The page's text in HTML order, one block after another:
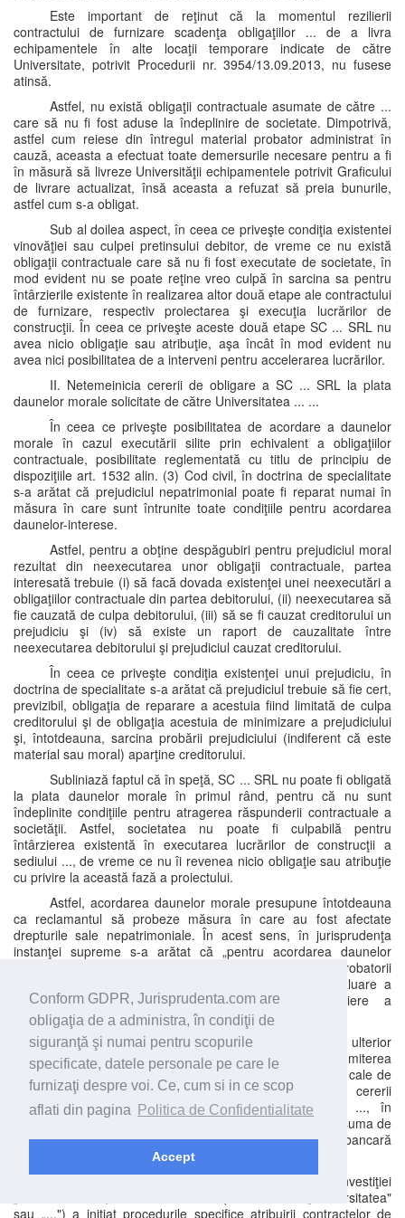
Conform GDPR, Jurisprudenta.com are
obligaţia de a administra, în condiţii de
siguranţă şi numai pentru scopurile
specificate, datele personale pe care le
furnizaţi despre voi. Ce, cum si in ce scop
aflati din pagina
Politica de Confidentialitate
Accept
Este important de reţinut că la momentul rezilierii
contractului de furnizare scadenţa obligaţiilor ... de a livra
echipamentele în alte locaţii temporare indicate de către
Universitate, potrivit Procedurii nr. 3954/13.09.2013, nu fusese
atinsă.
Astfel, nu există obligaţii contractuale asumate de către ...
care să nu fi fost aduse la îndeplinire de societate. Dimpotrivă,
astfel cum reiese din întregul material probator administrat în
cauză, aceasta a efectuat toate demersurile necesare pentru a fi
în măsură să livreze Universităţii echipamentele potrivit Graficului
de livrare actualizat, însă aceasta a refuzat să preia bunurile,
astfel cum s-a obligat.
Sub al doilea aspect, în ceea ce priveşte condiţia existentei
vinovăţiei sau culpei pretinsului debitor, de vreme ce nu există
obligaţii contractuale care să nu fi fost executate de societate, în
mod evident nu se poate reţine vreo culpă în sarcina sa pentru
întârzierile existente în realizarea altor două etape ale contractului
de furnizare, respectiv proiectarea şi execuţia lucrărilor de
construcţii. În ceea ce priveşte aceste două etape SC ... SRL nu
avea nicio obligaţie sau atribuţie, aşa încât în mod evident nu
avea nici posibilitatea de a interveni pentru accelerarea lucrărilor.
II. Netemeinicia cererii de obligare a SC ... SRL la plata
daunelor morale solicitate de către Universitatea ... ...
În ceea ce priveşte posibilitatea de acordare a daunelor
morale în cazul executării silite prin echivalent a obligaţiilor
contractuale, posibilitate reglementată cu titlu de principiu de
dispoziţiile art. 1532 alin. (3) Cod civil, în doctrina de specialitate
s-a arătat că prejudiciul nepatrimonial poate fi reparat numai în
măsura în care sunt întrunite toate condiţiile pentru acordarea
daunelor-interese.
Astfel, pentru a obţine despăgubiri pentru prejudiciul moral
rezultat din neexecutarea unor obligaţii contractuale, partea
interesată trebuie (i) să facă dovada existenţei unei neexecutări a
obligaţiilor contractuale din partea debitorului, (ii) neexecutarea să
fie cauzată de culpa debitorului, (iii) să se fi cauzat creditorului un
prejudiciu şi (iv) să existe un raport de cauzalitate între
neexecutarea debitorului şi prejudiciul cauzat creditorului.
În ceea ce priveşte condiţia existenţei unui prejudiciu, în
doctrina de specialitate s-a arătat că prejudiciul trebuie să fie cert,
previzibil, obligaţia de reparare a acestuia fiind limitată de culpa
creditorului şi de obligaţia acestuia de minimizare a prejudiciului
şi, întotdeauna, sarcina probării prejudiciului (indiferent că este
material sau moral) aparţine creditorului.
Subliniază faptul că în speţă, SC ... SRL nu poate fi obligată
la plata daunelor morale în primul rând, pentru că nu sunt
îndeplinite condiţiile pentru atragerea răspunderii contractuale a
societăţii. Astfel, societatea nu poate fi culpabilă pentru
întârzierea existentă în executarea lucrărilor de construcţii a
sediului ..., de vreme ce nu îi revenea nicio obligaţie sau atribuţie
cu privire la această fază a proiectului.
Astfel, acordarea daunelor morale presupune întotdeauna
ca reclamantul să probeze măsura în care au fost afectate
drepturile sale nepatrimoniale. În acest sens, în jurisprudenţa
instanţei supreme s-a arătat că „pentru acordarea daunelor
morale, este nevoie de existenţa unor elemente probatorii
adecvate care să permită găsirea unor criterii de evaluare a
întinderii acestora, nefiind suficientă libera apreciere a
instanţelor".
Împotriva aceleiaşi hotărâri, a declarat apel, ulterior
recalificat în recurs şi recurenta SC ... SRL, solicitând admiterea
recursului, schimbarea în parte a hotărârii atacate şi, pe cale de
consecinţă, în principal, respingerea în tot a cererii
reconvenţionale formulată de către Universitatea ... ..., în
subsidiar, să se constate că a fost deja executată parţial suma de
508.959,24 lei, prin executarea scrisorii de garanţie bancară
depusă, cu cheltuieli de judecată.
În motivare, arată că în vederea realizării investiţiei
„Institutul de ...", Universitatea ... ... (în continuare „Universitatea"
sau „...") a iniţiat procedurile specifice atribuirii contractelor de